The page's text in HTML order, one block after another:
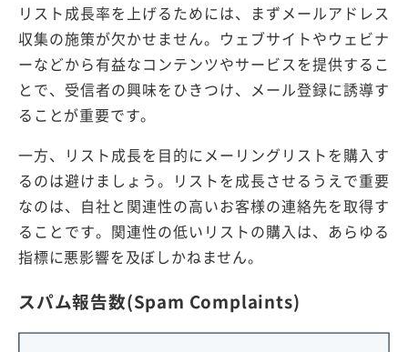
リスト成長率を上げるためには、まずメールアドレス
収集の施策が欠かせません。ウェブサイトやウェビナ
ーなどから有益なコンテンツやサービスを提供するこ
とで、受信者の興味をひきつけ、メール登録に誘導す
ることが重要です。
一方、リスト成長を目的にメーリングリストを購入す
るのは避けましょう。リストを成長させるうえで重要
なのは、自社と関連性の高いお客様の連絡先を取得す
ることです。関連性の低いリストの購入は、あらゆる
指標に悪影響を及ぼしかねません。
スパム報告数(Spam Complaints)